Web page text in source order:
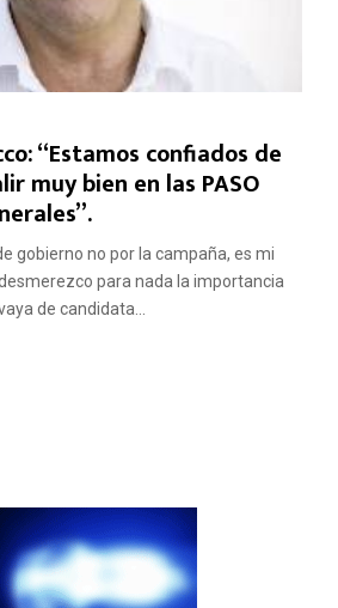
“Estamos confiados de
muy bien en las PASO
gobierno no por la campaña, es mi
para nada la importancia
de candidata...